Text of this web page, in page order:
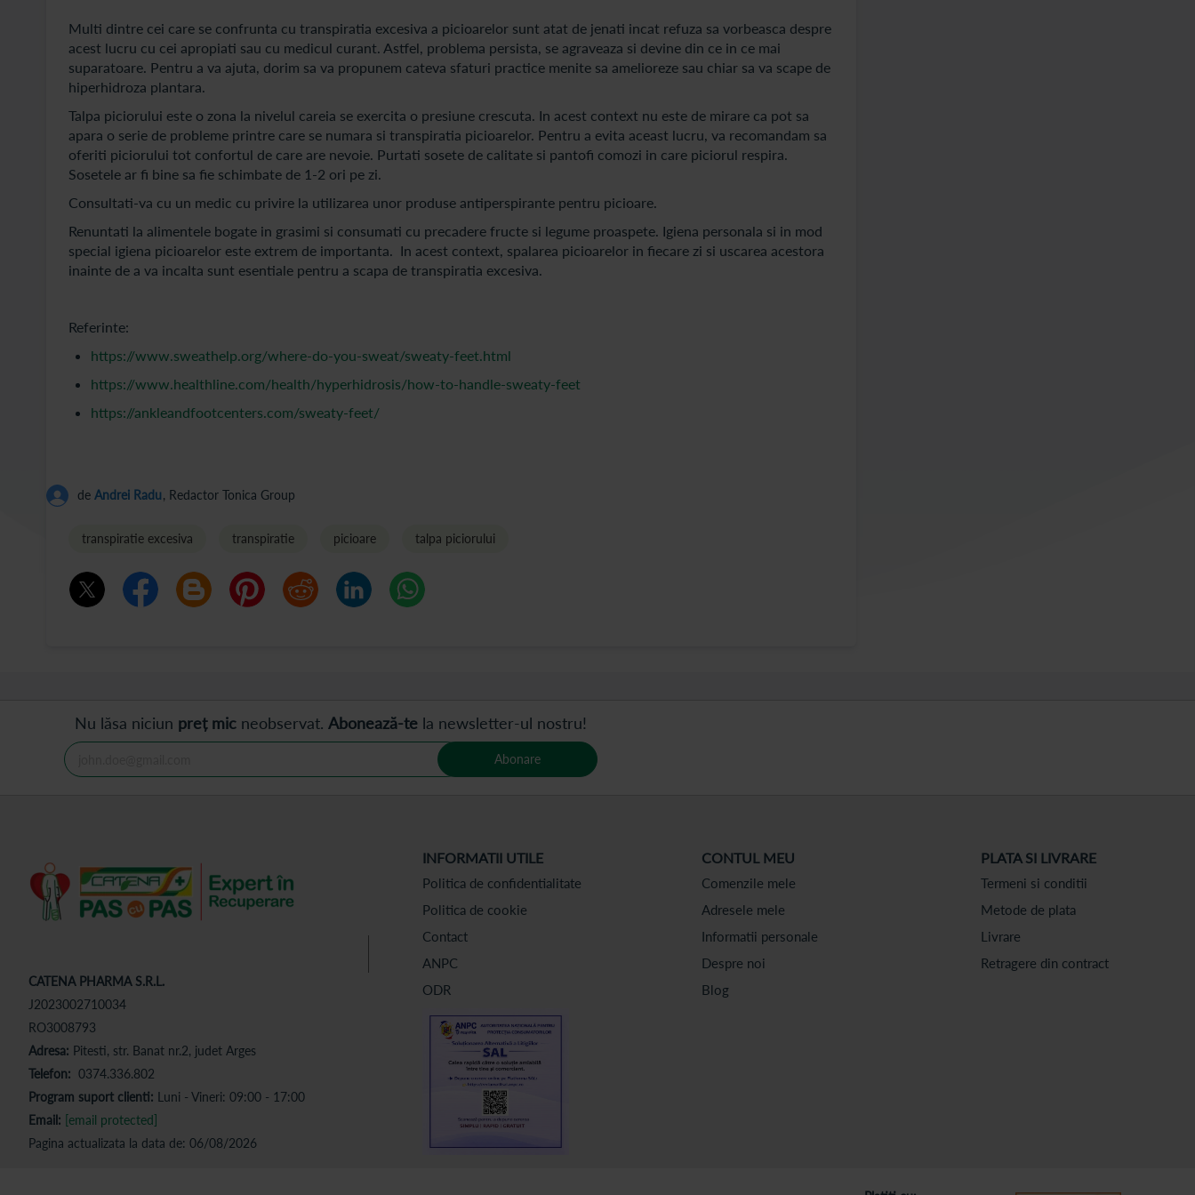
Multi dintre cei care se confrunta cu transpiratia excesiva a picioarelor sunt atat de jenati incat refuza sa vorbeasca despre
acest lucru cu cei apropiati sau cu medicul curant. Astfel, problema persista, se agraveaza si devine din ce in ce mai
suparatoare. Pentru a va ajuta, dorim sa va propunem cateva sfaturi practice menite sa amelioreze sau chiar sa va scape de
hiperhidroza plantara.
Talpa piciorului este o zona la nivelul careia se exercita o presiune crescuta. In acest context nu este de mirare ca pot sa
apara o serie de probleme printre care se numara si transpiratia picioarelor. Pentru a evita aceast lucru, va recomandam sa
oferiti piciorului tot confortul de care are nevoie. Purtati sosete de calitate si pantofi comozi in care piciorul respira.
Sosetele ar fi bine sa fie schimbate de 1-2 ori pe zi.
Consultati-va cu un medic cu privire la utilizarea unor produse antiperspirante pentru picioare.
Renuntati la alimentele bogate in grasimi si consumati cu precadere fructe si legume proaspete. Igiena personala si in mod
special igiena picioarelor este extrem de importanta. In acest context, spalarea picioarelor in fiecare zi si uscarea acestora
inainte de a va incalta sunt esentiale pentru a scapa de transpiratia excesiva.
Referinte:
https://www.sweathelp.org/where-do-you-sweat/sweaty-feet.html
https://www.healthline.com/health/hyperhidrosis/how-to-handle-sweaty-feet
https://ankleandfootcenters.com/sweaty-feet/
de Andrei Radu, Redactor Tonica Group
transpiratie excesiva transpiratie picioare talpa piciorului
Nu lăsa niciun preț mic neobservat. Abonează-te la newsletter-ul nostru!
Abonare
CATENA PHARMA S.R.L.
J2023002710034
RO3008793
Adresa: Pitesti, str. Banat nr.2, judet Arges
Telefon: 0374.336.802
Program suport clienti: Luni - Vineri: 09:00 - 17:00
Email: [email protected]
Pagina actualizata la data de: 06/08/2026
INFORMATII UTILE
Politica de confidentialitate
Politica de cookie
Contact
ANPC
ODR
CONTUL MEU
Comenzile mele
Adresele mele
Informatii personale
Despre noi
Blog
PLATA SI LIVRARE
Termeni si conditii
Metode de plata
Livrare
Retragere din contract